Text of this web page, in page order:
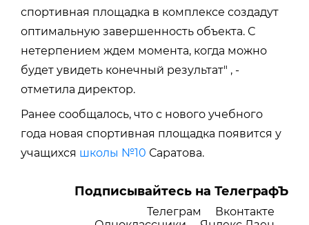
спортивная площадка в комплексе создадут
оптимальную завершенность объекта. С
нетерпением ждем момента, когда можно
будет увидеть конечный результат" , -
отметила директор.
Ранее сообщалось, что с нового учебного
года новая спортивная площадка появится у
учащихся школы №10 Саратова.
Подписывайтесь на ТелеграфЪ
Телеграм
Вконтакте